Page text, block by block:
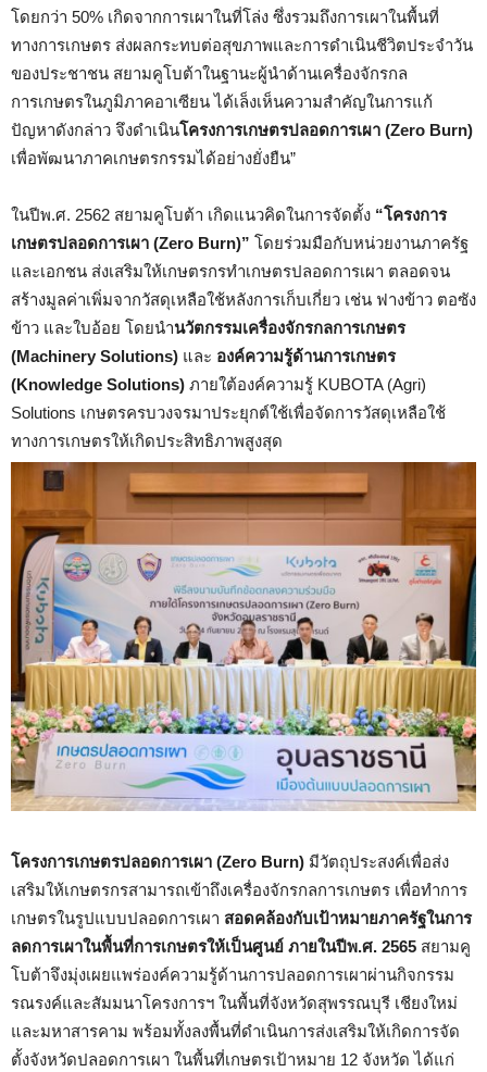
โดยกว่า 50% เกิดจากการเผาในที่โล่ง ซึ่งรวมถึงการเผาในพื้นที่
ทางการเกษตร ส่งผลกระทบต่อสุขภาพและการดำเนินชีวิตประจำวัน
ของประชาชน สยามคูโบต้าในฐานะผู้นำด้านเครื่องจักรกล
การเกษตรในภูมิภาคอาเซียน ได้เล็งเห็นความสำคัญในการแก้
ปัญหาดังกล่าว จึงดำเนินโครงการเกษตรปลอดการเผา (Zero Burn)
เพื่อพัฒนาภาคเกษตรกรรมได้อย่างยั่งยืน”
ในปีพ.ศ. 2562 สยามคูโบต้า เกิดแนวคิดในการจัดตั้ง “โครงการ
เกษตรปลอดการเผา (Zero Burn)” โดยร่วมมือกับหน่วยงานภาครัฐ
และเอกชน ส่งเสริมให้เกษตรกรทำเกษตรปลอดการเผา ตลอดจน
สร้างมูลค่าเพิ่มจากวัสดุเหลือใช้หลังการเก็บเกี่ยว เช่น ฟางข้าว ตอซัง
ข้าว และใบอ้อย โดยนำนวัตกรรมเครื่องจักรกลการเกษตร
(Machinery Solutions) และ องค์ความรู้ด้านการเกษตร
(Knowledge Solutions) ภายใต้องค์ความรู้ KUBOTA (Agri)
Solutions เกษตรครบวงจรมาประยุกต์ใช้เพื่อจัดการวัสดุเหลือใช้
ทางการเกษตรให้เกิดประสิทธิภาพสูงสุด
โครงการเกษตรปลอดการเผา (Zero Burn) มีวัตถุประสงค์เพื่อส่ง
เสริมให้เกษตรกรสามารถเข้าถึงเครื่องจักรกลการเกษตร เพื่อทำการ
เกษตรในรูปแบบปลอดการเผา สอดคล้องกับเป้าหมายภาครัฐในการ
ลดการเผาในพื้นที่การเกษตรให้เป็นศูนย์ ภายในปีพ.ศ. 2565 สยามคู
โบต้าจึงมุ่งเผยแพร่องค์ความรู้ด้านการปลอดการเผาผ่านกิจกรรม
รณรงค์และสัมมนาโครงการฯ ในพื้นที่จังหวัดสุพรรณบุรี เชียงใหม่
และมหาสารคาม พร้อมทั้งลงพื้นที่ดำเนินการส่งเสริมให้เกิดการจัด
ตั้งจังหวัดปลอดการเผา ในพื้นที่เกษตรเป้าหมาย 12 จังหวัด ได้แก่